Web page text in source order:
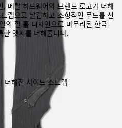
메탈 하드웨어와 브랜드 로고가 더해
랩으로 날렵하고 조형적인 무드를 선
의 힐 홀 디자인으로 마무리된 한국
한 엣지를 더해줍니다.
더해진 사이드 스트랩